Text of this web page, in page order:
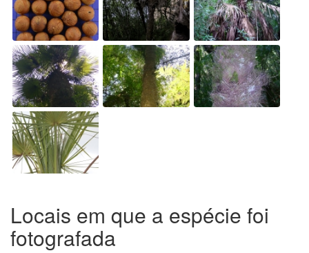
Locais em que a espécie foi
fotografada